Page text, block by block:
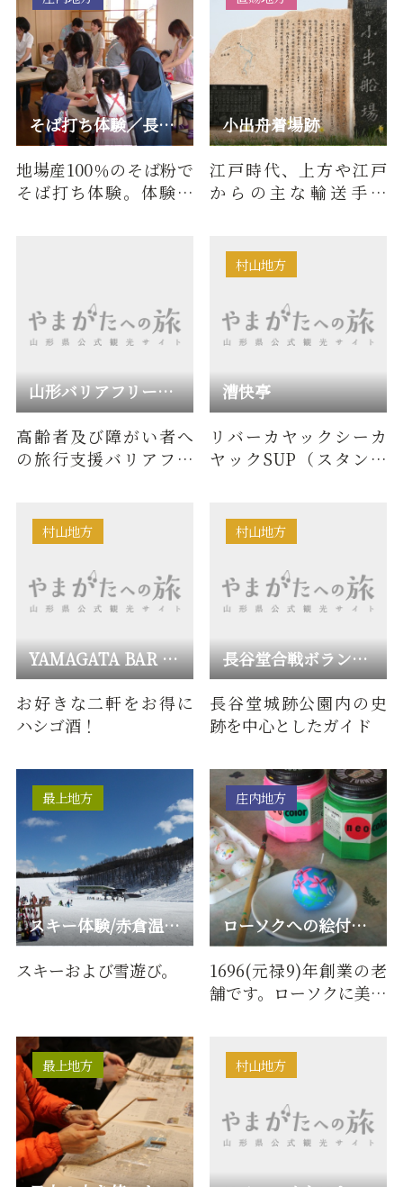
そば打ち体験／長沼温泉 ぽっぽの湯
地場産100％のそば粉で
そば打ち体験。体験後
小出舟着場跡
江戸時代、上方や江戸
からの主な輸送手段
山形バリアフリー観光ツアーセンター
高齢者及び障がい者へ
の旅行支援バリアフリ
漕快亭
村山地方
リバーカヤックシーカ
ヤックSUP（スタンド
レッキン…
YAMAGATA BAR HOPPING
村山地方
お好きな二軒をお得に
ハシゴ酒！
長谷堂合戦ボランティアガイドの会
村山地方
長谷堂城跡公園内の史
跡を中心としたガイド
スキー体験/赤倉温泉スキー場
最上地方
スキーおよび雪遊び。
ローソクへの絵付け体験
庄内地方
1696(元禄9)年創業の老
舗です。ローソクに美し
きま…
最上地方 村山地方